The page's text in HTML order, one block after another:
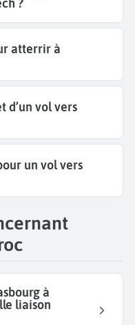
?
atterrir à
d’un vol vers
un vol vers
à
liaison